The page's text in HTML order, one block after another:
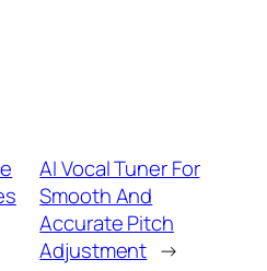
AI Vocal Tuner For
Smooth And
Accurate Pitch
Adjustment →